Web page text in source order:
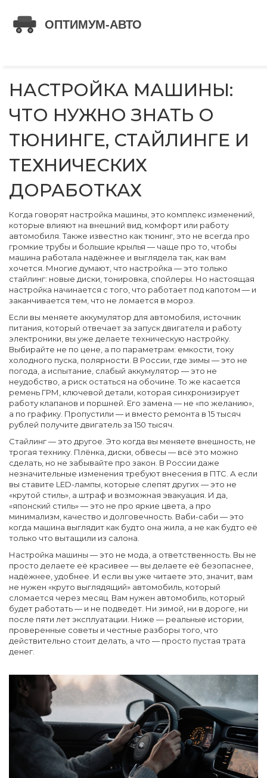
НАСТРОЙКА МАШИНЫ:
ЧТО НУЖНО ЗНАТЬ О
ТЮНИНГЕ, СТАЙЛИНГЕ И
ТЕХНИЧЕСКИХ
ДОРАБОТКАХ
Когда говорят настройка машины это комплекс изменений,
которые влияют на внешний вид, комфорт или работу
автомобиля . Также известно кактюнинг , это не всегда про
громкие трубы и большие крылья — чаще про то, чтобы
машина работала надёжнее и выглядела так, как вам
хочется. Многие думают, что настройка — это только
стайлинг: новые диски, тонировка, спойлеры. Но настоящая
настройка начинается с того, что работает под капотом — и
заканчивается тем, что не ломается в мороз.
Если вы меняете аккумулятор для автомобиля источник
питания, который отвечает за запуск двигателя и работу
электроники , вы уже делаете техническую настройку.
Выбирайте не по цене, а по параметрам: емкости, току
холодного пуска, полярности. В России, где зимы — это не
погода, а испытание, слабый аккумулятор — это не
неудобство, а риск остаться на обочине. То же касается
ремень ГРМ ключевой детали, которая синхронизирует
работу клапанов и поршней . Его замена — не «по желанию»,
а по графику. Пропустили — и вместо ремонта в 15 тысяч
рублей получите двигатель за 150 тысяч.
Стайлинг — это другое. Это когда вы меняете внешность, не
трогая технику. Плёнка, диски, обвесы — всё это можно
сделать, но не забывайте про закон. В России даже
незначительные изменения требуют внесения в ПТС. А если
вы ставите LED-лампы, которые слепят других — это не
«крутой стиль», а штраф и возможная эвакуация. И да,
«японский стиль» — это не про яркие цвета, а про
минимализм, качество и долговечность. Ваби-саби — это
когда машина выглядит как будто она жила, а не как будто её
только что вытащили из салона.
Настройка машины — это не мода, а ответственность. Вы не
просто делаете её красивее — вы делаете её безопаснее,
надёжнее, удобнее. И если вы уже читаете это, значит, вам
не нужен «круто выглядящий» автомобиль, который
сломается через месяц. Вам нужен автомобиль, который
будет работать — и не подведёт. Ни зимой, ни в дороге, ни
после пяти лет эксплуатации. Ниже — реальные истории,
проверенные советы и честные разборы того, что
действительно стоит делать, а что — просто пустая трата
денег.